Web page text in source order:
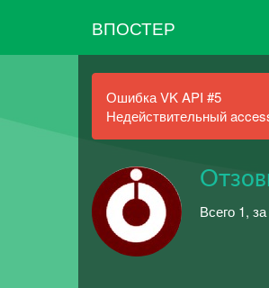
ВПОСТЕР
Ошибка VK API #5
Недействительный
Всего 1,